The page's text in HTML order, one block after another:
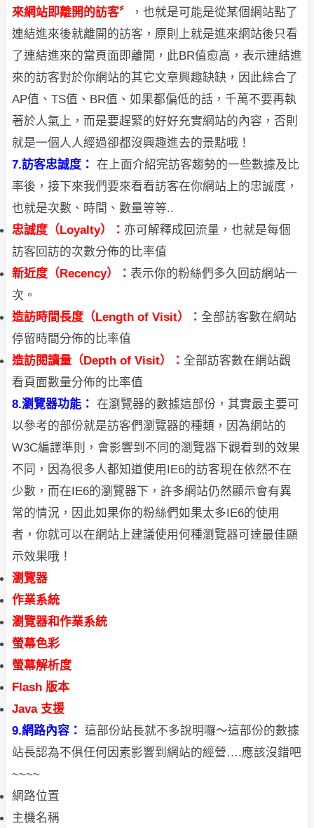
來網站即離開的訪客〞
，也就是可能是從某個網站點了
連結進來後就離開的訪客，原則上就是進來網站後只看
了連結進來的當頁面即離開，此BR值愈高，表示連結進
來的訪客對於你網站的其它文章興趣缺缺，因此綜合了
AP值、TS值、BR值、如果都偏低的話，千萬不要再執
著於人氣上，而是要趕緊的好好充實網站的內容，否則
就是一個人人經過卻都沒興趣進去的景點哦！
7.訪客忠誠度： 在上面介紹完訪客趨勢的一些數據及比
率後，接下來我們要來看看訪客在你網站上的忠誠度，
也就是次數、時間、數量等等..
忠誠度（Loyalty）： 亦可解釋成回流量，也就是每個
訪客回訪的次數分佈的比率值
新近度（Recency）： 表示你的粉絲們多久回訪網站一
次。
造訪時間長度（Length of Visit）： 全部訪客數在網站
停留時間分佈的比率值
造訪閱讀量（Depth of Visit）： 全部訪客數在網站觀
看頁面數量分佈的比率值
8.瀏覽器功能： 在瀏覽器的數據這部份，其實最主要可
以參考的部份就是訪客們瀏覽器的種類，因為網站的
W3C編譯準則，會影響到不同的瀏覽器下觀看到的效果
不同，因為很多人都知道使用IE6的訪客現在依然不在
少數，而在IE6的瀏覽器下，許多網站仍然顯示會有異
常的情況，因此如果你的粉絲們如果太多IE6的使用
者，你就可以在網站上建議使用何種瀏覽器可達最佳顯
示效果哦！
瀏覽器
作業系統
瀏覽器和作業系統
螢幕色彩
螢幕解析度
Flash 版本
Java 支援
9.網路內容： 這部份站長就不多說明囉～這部份的數據
站長認為不俱任何因素影響到網站的經營….應該沒錯吧
~~~~
網路位置
主機名稱